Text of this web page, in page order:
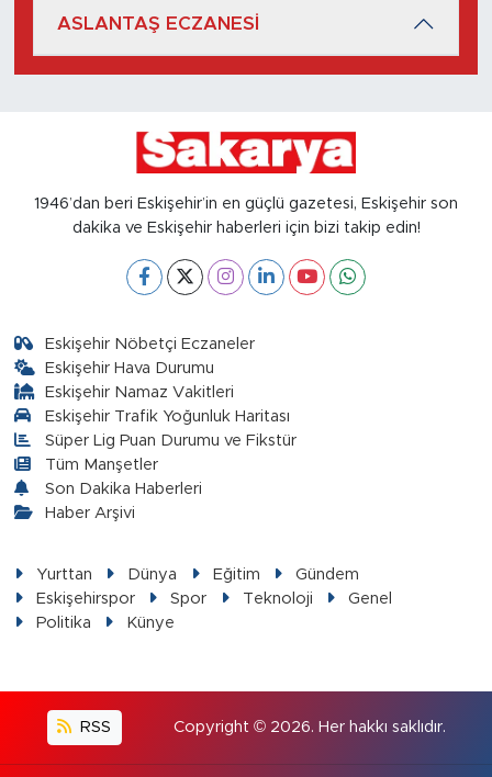
ASLANTAŞ ECZANESİ
1946’dan beri Eskişehir’in en güçlü gazetesi, Eskişehir son
dakika ve Eskişehir haberleri için bizi takip edin!
Eskişehir Nöbetçi Eczaneler
Eskişehir Hava Durumu
Eskişehir Namaz Vakitleri
Eskişehir Trafik Yoğunluk Haritası
Süper Lig Puan Durumu ve Fikstür
Tüm Manşetler
Son Dakika Haberleri
Haber Arşivi
Yurttan Dünya Eğitim
Gündem
Eskişehirspor
Spor Teknoloji
Genel
Politika
Künye
RSS Copyright © 2026. Her hakkı saklıdır.